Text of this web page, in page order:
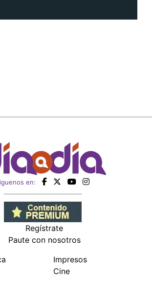
en:
Regístrate
Paute con nosotros
Impresos
Cine